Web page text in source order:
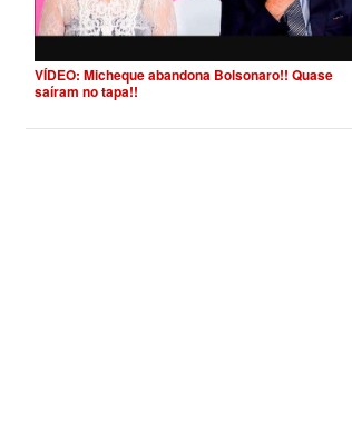
VÍDEO: Micheque abandona Bolsonaro!! Quase
saíram no tapa!!